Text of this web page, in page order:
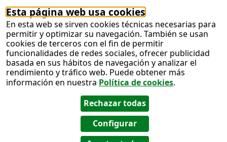
Esta página web usa cookies
En esta web se sirven cookies técnicas necesarias para
permitir y optimizar su navegación. También se usan
cookies de terceros con el fin de permitir
funcionalidades de redes sociales, ofrecer publicidad
basada en sus hábitos de navegación y analizar el
rendimiento y tráfico web. Puede obtener más
información en nuestra Política de cookies.